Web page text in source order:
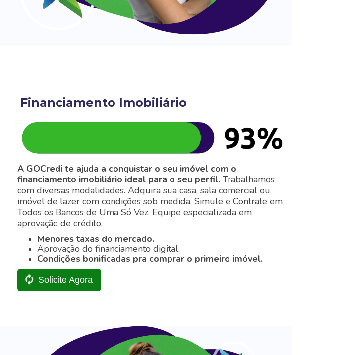
Financiamento Imobiliário
A GOCredi te ajuda a conquistar o seu imóvel com o
financiamento imobiliário ideal para o seu perfil. Trabalhamos
com diversas modalidades. Adquira sua casa, sala comercial ou
imóvel de lazer com condições sob medida. Simule e Contrate em
Todos os Bancos de Uma Só Vez. Equipe especializada em
aprovação de crédito.
Menores taxas do mercado.
Aprovação do financiamento digital.
Condições bonificadas pra comprar o primeiro imóvel.
Solicite Agora